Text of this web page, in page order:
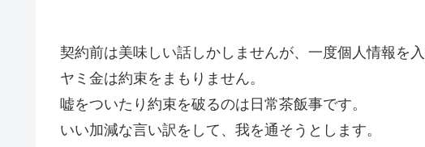
契約前は美味しい話しかしませんが、一度個人情報を
ヤミ金は約束をまもりません。
嘘をついたり約束を破るのは日常茶飯事です。
いい加減な言い訳をして、我を通そうとします。